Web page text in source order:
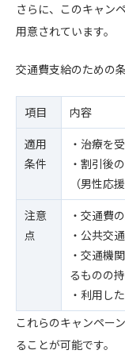
さらに、このキャン
用意されています。
交通費支給のための
項目
内容
適用
条件
・治療を
・割引後
（男性応
注意
点
・交通費
・公共交
・交通機
るものの
・利用し
これらのキャンペー
ることが可能です。